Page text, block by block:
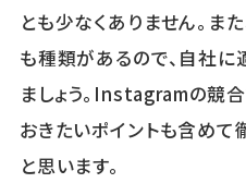
とも少なくありません。ま
も種類があるので、自社
ましょう。Instagramの競
おきたいポイントも含め
と思います。